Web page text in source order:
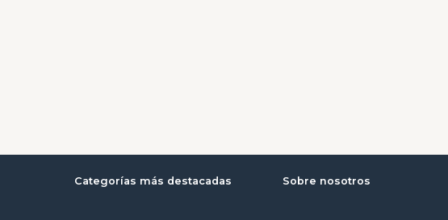
Categorías más destacadas Sobre nosotros